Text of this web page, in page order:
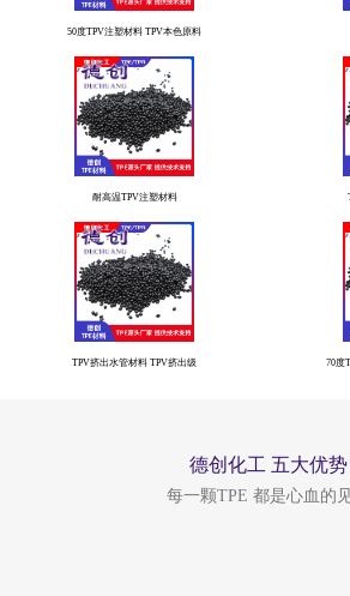
50度TPV注塑材料 TPV本色原料
耐高温TPV注塑材料
TPV挤出水管材料 TPV挤出级 70度
德创化工 五大优势
每一颗TPE 都是心血的